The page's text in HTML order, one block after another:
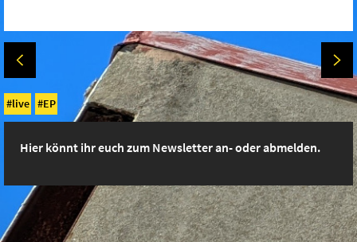
live EP
Hier könnt ihr euch zum Newsletter an- oder abmelden.